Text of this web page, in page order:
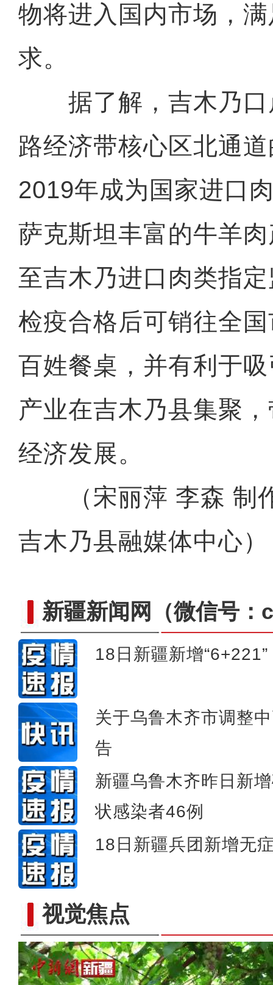
物将进入国内市场，
求。
据了解，吉木乃口
路经济带核心区北通
2019年成为国家进口
萨克斯坦丰富的牛羊
至吉木乃进口肉类指
检疫合格后可销往全
百姓餐桌，并有利于
产业在吉木乃县集聚
经济发展。
（宋丽萍 李森 制
吉木乃县融媒体中心）
新疆新闻网 （微信号
18日新疆新增“6+221”
关于乌鲁木齐市调整
告
新疆乌鲁木齐昨日新
状感染者46例
18日新疆兵团新增无
视觉焦点新疆吉木乃县2.83万亩小麦